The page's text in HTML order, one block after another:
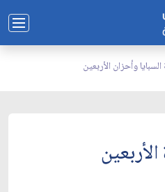
السبايا وأحزان الأربعين